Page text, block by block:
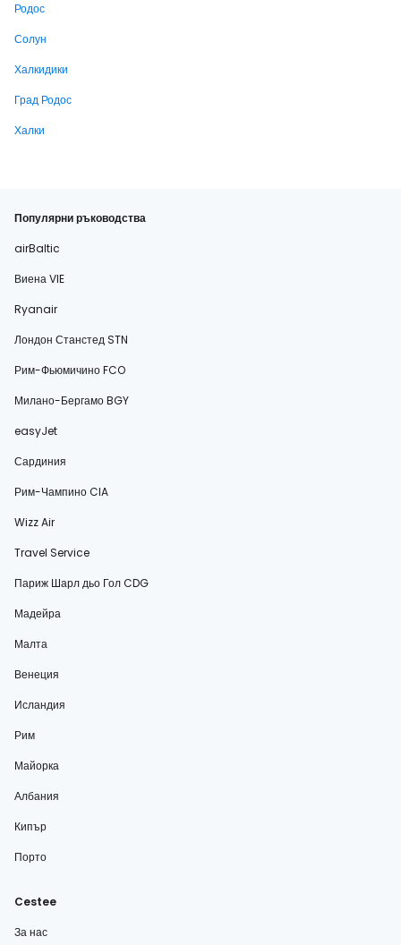
Родос
Солун
Халкидики
Град Родос
Халки
Популярни ръководства
airBaltic
Виена VIE
Ryanair
Лондон Станстед STN
Рим-Фьюмичино FCO
Милано-Бергамо BGY
easyJet
Сардиния
Рим-Чампино CIA
Wizz Air
Travel Service
Париж Шарл дьо Гол CDG
Мадейра
Малта
Венеция
Исландия
Рим
Майорка
Албания
Кипър
Порто
Cestee
За нас